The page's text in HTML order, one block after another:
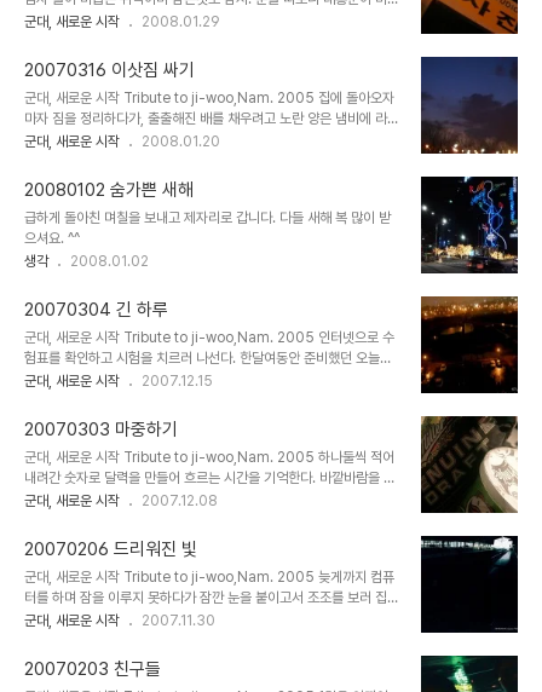
보다니 세상 정말 좁다. 뭐 별일 없이 시험이 끝나고 (별일 있으면 안
나우유를 들고 나타났다. 태홍군의 책상 풍경. 아아. 수줍어라. 태홍.
과 함께 20분에 한 대 씩 오는전철을 타기위해 도농역으로 간다. 둘이
이런 사진을 찍으며 놀다보니 벌써 왕십리. 서울과 남양주는 생각보다
가까운 듯. 통로속을 흐르는 사람의 물결속에 휩쓸려 열차를 갈아타고
집으로 향한다. 손가락만한 쿠폰 속에도 돈 모양이 들어서 있다. 길가
에서 발견한 씁쓸한 삶의 모습. 태홍이가 사다준 새 신발에 끈을 곱게
다시 나섰..
군대, 새로운 시작 2008.01.29
20070316 이삿짐 싸기
군대, 새로운 시작 Tribute to ji-woo,Nam. 2005 집에 돌아오자
마자 짐을 정리하다가, 출출해진 배를 채우려고 노란 양은 냄비에 라면
을 끓였다. 이사가 며칠 남지 않았다. 서랍을 뒤적이다가 일본여행 때
이 떠올라 잠시 추억에 잠긴다. 추억에서 고개를 흔들며 헤어나오고 보
니, 대략 내방의 짐꾸리기 상황은 딱 이 정도... 흑.... 한참을 짐뭉치의
늪에서 허우적 대다가 니티랜드(http://nittyland.com) 모임이 있
어 집을 나섰다. 금방금방 오던 지하철이 조금씩 늦장을 부리길래 역
창밖으로 곧 떠나게 될 이동네를 조금 더 기억해 보기로 했다. 조금 아
군대, 새로운 시작 2008.01.20
20080102 숨가쁜 새해
급하게 돌아친 며칠을 보내고 제자리로 갑니다. 다들 새해 복 많이 받
으셔요. ^^
생각
2008.01.02
20070304 긴 하루
군대, 새로운 시작 Tribute to ji-woo,Nam. 2005 인터넷으로 수
험표를 확인하고 시험을 치르러 나선다. 한달여동안 준비했던 오늘이
다. 시험칠 학교가 있는 신당역에 도착. 한참을 걷는다. 다들 시험을 보
이 아직 차다. 성동공업고등학교. 요즘은 학교 건물들이 거의 다 깔끔
하다. 시험장을 간판과 함께 어우러진 좌판. 시험이 있는 줄 어떻게 아
시는지 항상 먼저 자릴 잡고 계신 아주머니들. 멍하니 화살표를 따라
시험장으로 향한다. 수험번호에 맞는 교실을 찾고, 계단을 오른다. 몇
번을 훑어본 시험지들을 다시 또 뒤적이며 시간을 기다린다. 고등학교
치고 나오는 ..
군대, 새로운 시작 2007.12.15
20070303 마중하기
군대, 새로운 시작 Tribute to ji-woo,Nam. 2005 하나둘씩 적어
내려간 숫자로 달력을 만들어 흐르는 시간을 기억한다. 바깥바람을 쐬
러 나왔다. 이곳은 내가 속한 곳이 아니기에, 익숙한 풍경 속에 어색함
사 중인 홍대입구역에 다다랐다. 굽은 화살표를 따라 걸음을 옮긴다.
홈페이지에 꾸준히 들러주시는 "오늘도" 누님께 롤까스를 얻어먹는
다. 느끼한 음식을 만나니 속이 놀랐는지 입이 까칠한지 입맛에 그다지
맞질 않는다. 그래도 맛나게 잘 먹는다. -_-; 역시 군인이라서? 핫핫.
커피 마시러 들른 카페 창가엔 로봇들이 멀끄러미 나를 바라보며 섰다.
시커멓고 ..
군대, 새로운 시작 2007.12.08
20070206 드리워진 빛
군대, 새로운 시작 Tribute to ji-woo,Nam. 2005 늦게까지 컴퓨
터를 하며 잠을 이루지 못하다가 잠깐 눈을 붙이고서 조조를 보러 집을
나섰다. 삼성역으로 향하는 버스. 성원형에게 얻은 전자사전을 만지작
만들어 놓았다. 이른 시간이라 그런지 텅 비어 있다. 준정군, 중민군 모
두 도착하는 시간이 늦어 영화는 보지 못했고. -_-; 민석군이 삼성역
군대, 새로운 시작 2007.11.30
20070203 친구들